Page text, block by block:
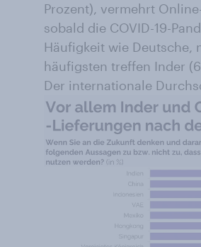
Prozent), vermehrt
sobald die COVID-19-
Häufigkeit wie Deutsche,
häufigsten treffen Inder
Der internationale